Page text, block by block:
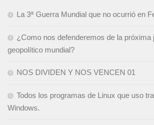
La 3ª Guerra Mundial que no ocurrió en
¿Como nos defenderemos de la próxima
geopolítico mundial?
NOS DIVIDEN Y NOS VENCEN 01
Todos los programas de Linux que uso
Windows.